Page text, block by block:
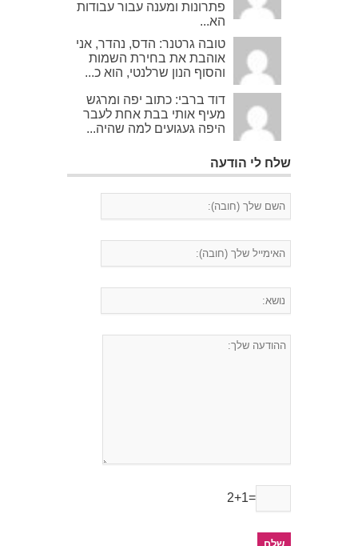
פתרונות ומענה עבור עבודות
הא...
טובה גרטנר: הדס, נהדר, אני
אוהבת את בחירת השמות
והסוף הנון שרלנטי, הוא כ...
דוד ברבי: כתוב יפה ומרגש
מעיף אותי בבת אחת לעבר
היפה געגועים למה שהיה...
שלח לי הודעה
2+1=